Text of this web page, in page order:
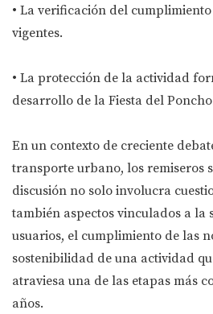
• La verificación del
vigentes.
• La protección de la actividad
desarrollo de la Fiesta del
En un contexto de creciente
transporte urbano, los remiseros
discusión no solo involucra
también aspectos vinculados a la
usuarios, el cumplimiento de las
sostenibilidad de una actividad
atraviesa una de las etapas más
años.